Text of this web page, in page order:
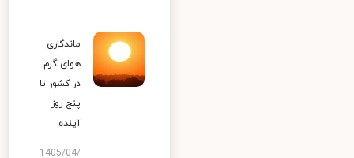
ماندگاری
هوای گرم
در کشور تا
پنج روز
آینده
1405/04/